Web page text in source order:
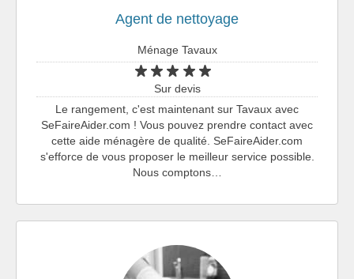
Agent de nettoyage
Ménage Tavaux
Sur devis
Le rangement, c'est maintenant sur Tavaux avec
SeFaireAider.com ! Vous pouvez prendre contact avec
cette aide ménagère de qualité. SeFaireAider.com
s'efforce de vous proposer le meilleur service possible.
Nous comptons…